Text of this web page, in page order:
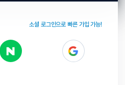
소셜 로그인으로 빠른 가입 가능!